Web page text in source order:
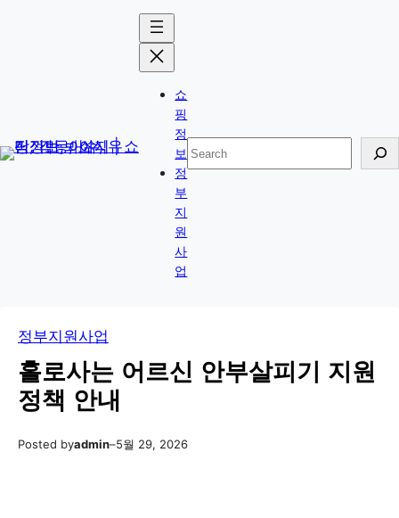
가
쇼
핑
정
보
정
부
지
원
사
업
검
색
정부지원사업
홀로사는 어르신 안부살피기 지원
정책 안내
Posted byadmin–5월 29, 2026